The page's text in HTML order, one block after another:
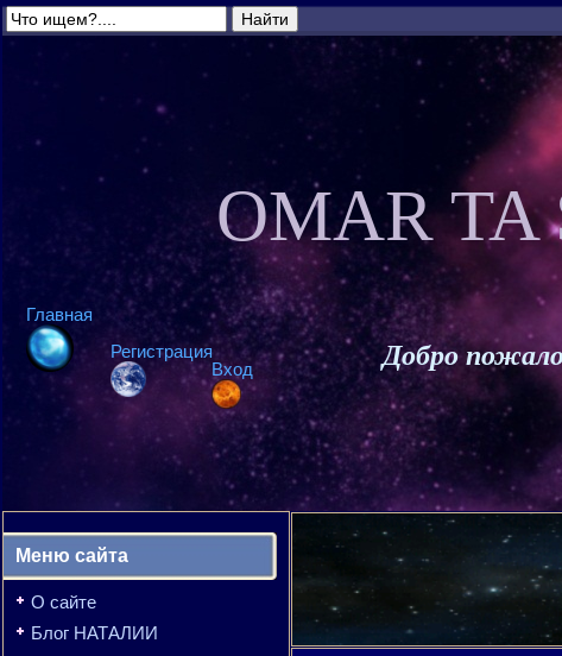
Главная
Регистрация
Вход
OMAR TA
Добро
Меню сайта
О сайте
Блог НАТАЛИИ